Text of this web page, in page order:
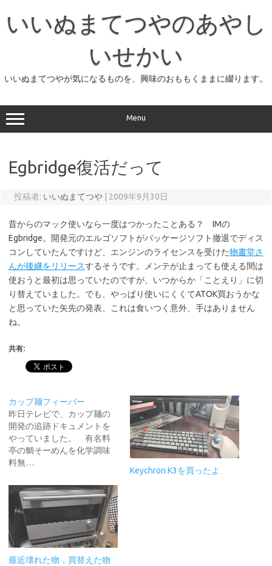
プ
いいぬまてつやのあやし
いせかい
いいぬまてつやが気になるものを、興味のおももくままに綴ります。
Menu
Egbridge復活だって
投稿者: いいぬまてつや 2009年9月30日
昔からのマック使いなら一度はつかったことある？ IMの
Egbridge。開発元のエルゴソフトがパッケージソフト撤退でディス
コンしていたんですけど、エンジンのライセンスを受けた物書堂さ
んが後継をリリースするそうです。メンテが止まっても使える間は
使おうと最初は思っていたのですが、いつからか「ことえり」に切
り替えていました。でも、やっぱり使いにくくてATOK買おうかな
と思っていた矢先の発表、これは食いつく意外、手はありません
ね。
共有:
カップ麺フィーバー
昨日テレビで、カップ麺の
開発の追跡ドキュメントを
やっていました。 有名料
亭の鯛そーめんを化学調味
料無…
Keychron K3を買ったよ
最近壊れた物，買替えた物